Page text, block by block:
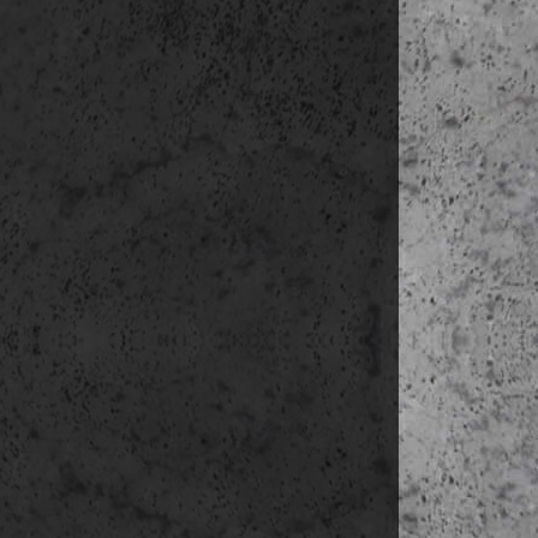
2017.
2017.
2017.
Részvételi díj
Ft
A